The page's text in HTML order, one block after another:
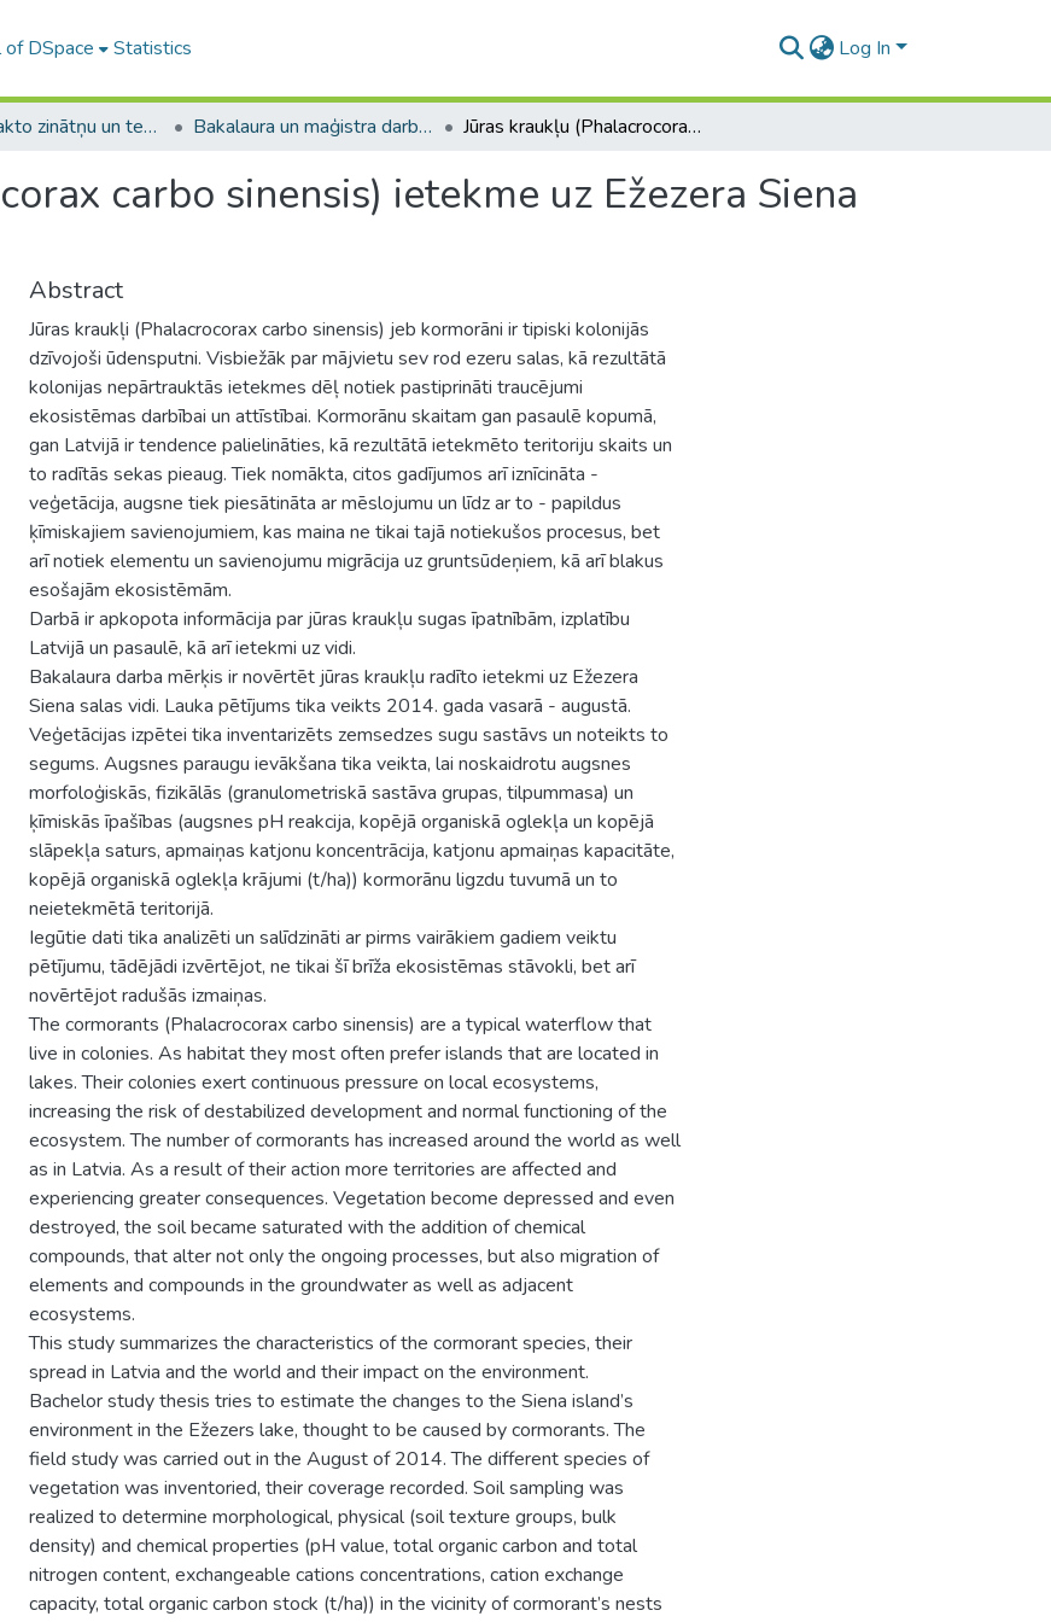
DSpace Statistics Log In
A -- Eksakto zinātņu un tehnoloģiju fakultāte / Faculty of Science and Technology Bakalaura un maģistra darbi (EZTF) / Bachelor's and Master's theses Jūras kraukļu (Phalacrocorax carbo sinensis) ietekme uz Ežezera Siena salas vidi
carbo sinensis) ietekme uz Ežezera Siena
Abstract
Jūras kraukļi (Phalacrocorax carbo sinensis) jeb kormorāni ir tipiski kolonijās
dzīvojoši ūdensputni. Visbiežāk par mājvietu sev rod ezeru salas, kā rezultātā
kolonijas nepārtrauktās ietekmes dēļ notiek pastiprināti traucējumi
ekosistēmas darbībai un attīstībai. Kormorānu skaitam gan pasaulē kopumā,
gan Latvijā ir tendence palielināties, kā rezultātā ietekmēto teritoriju skaits un
to radītās sekas pieaug. Tiek nomākta, citos gadījumos arī iznīcināta -
veģetācija, augsne tiek piesātināta ar mēslojumu un līdz ar to - papildus
ķīmiskajiem savienojumiem, kas maina ne tikai tajā notiekušos procesus, bet
arī notiek elementu un savienojumu migrācija uz gruntsūdeņiem, kā arī blakus
esošajām ekosistēmām.
Darbā ir apkopota informācija par jūras kraukļu sugas īpatnībām, izplatību
Latvijā un pasaulē, kā arī ietekmi uz vidi.
Bakalaura darba mērķis ir novērtēt jūras kraukļu radīto ietekmi uz Ežezera
Siena salas vidi. Lauka pētījums tika veikts 2014. gada vasarā - augustā.
Veģetācijas izpētei tika inventarizēts zemsedzes sugu sastāvs un noteikts to
segums. Augsnes paraugu ievākšana tika veikta, lai noskaidrotu augsnes
morfoloģiskās, fizikālās (granulometriskā sastāva grupas, tilpummasa) un
ķīmiskās īpašības (augsnes pH reakcija, kopējā organiskā oglekļa un kopējā
slāpekļa saturs, apmaiņas katjonu koncentrācija, katjonu apmaiņas kapacitāte,
kopējā organiskā oglekļa krājumi (t/ha)) kormorānu ligzdu tuvumā un to
neietekmētā teritorijā.
Iegūtie dati tika analizēti un salīdzināti ar pirms vairākiem gadiem veiktu
pētījumu, tādējādi izvērtējot, ne tikai šī brīža ekosistēmas stāvokli, bet arī
novērtējot radušās izmaiņas.
The cormorants (Phalacrocorax carbo sinensis) are a typical waterflow that
live in colonies. As habitat they most often prefer islands that are located in
lakes. Their colonies exert continuous pressure on local ecosystems,
increasing the risk of destabilized development and normal functioning of the
ecosystem. The number of cormorants has increased around the world as well
as in Latvia. As a result of their action more territories are affected and
experiencing greater consequences. Vegetation become depressed and even
destroyed, the soil became saturated with the addition of chemical
compounds, that alter not only the ongoing processes, but also migration of
elements and compounds in the groundwater as well as adjacent
ecosystems.
This study summarizes the characteristics of the cormorant species, their
spread in Latvia and the world and their impact on the environment.
Bachelor study thesis tries to estimate the changes to the Siena island’s
environment in the Ežezers lake, thought to be caused by cormorants. The
field study was carried out in the August of 2014. The different species of
vegetation was inventoried, their coverage recorded. Soil sampling was
realized to determine morphological, physical (soil texture groups, bulk
density) and chemical properties (pH value, total organic carbon and total
nitrogen content, exchangeable cations concentrations, cation exchange
capacity, total organic carbon stock (t/ha)) in the vicinity of cormorant’s nests